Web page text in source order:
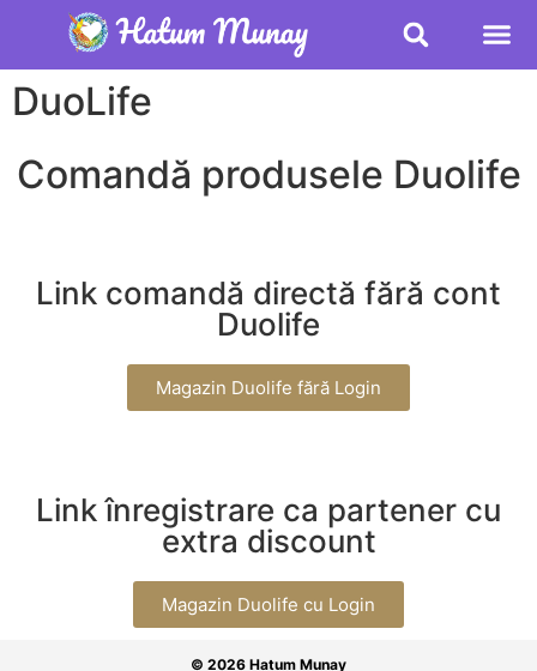
DuoLife
Comandă produsele Duolife
Link comandă directă fără cont
Duolife
Magazin Duolife fără Login
Link înregistrare ca partener cu
extra discount
Magazin Duolife cu Login
© 2026 Hatum Munay